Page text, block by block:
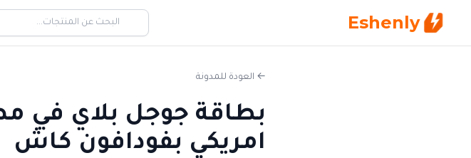
Eshenly
← العودة للمدونة
امريكي بفودافون كاش